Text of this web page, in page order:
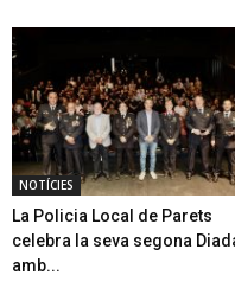
NOTÍCIES
La Policia Local de Parets
celebra la seva segona
amb...